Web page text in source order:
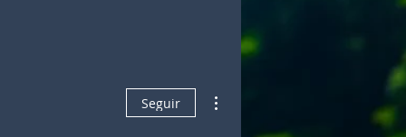
Seguir